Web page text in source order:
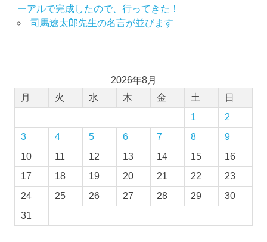
ーアルで完成したので、行ってきた！
司馬遼太郎先生の名言が並びます
2026年8月
月
火 水 木 金 土
日
1
2
3
4 5 6 7 8
9
10
11 12 13 14 15
16
17
18 19 20 21 22
23
24
25 26 27 28 29
30
31